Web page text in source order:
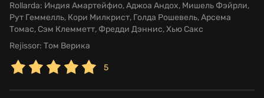
Rollarda: Индия Амартейфио, Аджоа Андох, Мишель Фэйрли,
Рут Геммелль, Кори Милкрист, Голда Рошевель, Арсема
Томас, Сэм Клемметт, Фредди Дэннис, Хью Сакс
Rejissor: Том Верика
5